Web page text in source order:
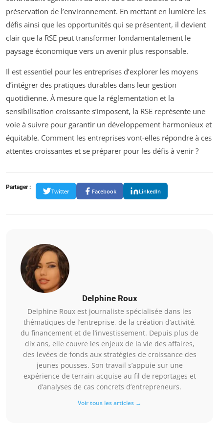
préservation de l’environnement. En mettant en lumière les
défis ainsi que les opportunités qui se présentent, il devient
clair que la RSE peut transformer fondamentalement le
paysage économique vers un avenir plus responsable.
Il est essentiel pour les entreprises d’explorer les moyens
d’intégrer des pratiques durables dans leur gestion
quotidienne. À mesure que la réglementation et la
sensibilisation croissante s’imposent, la RSE représente une
voie à suivre pour garantir un développement harmonieux et
équitable. Comment les entreprises vont-elles répondre à ces
attentes croissantes et se préparer pour les défis à venir ?
Partager :
Twitter Facebook LinkedIn
Delphine Roux
Delphine Roux est journaliste spécialisée dans les
thématiques de l’entreprise, de la création d’activité,
du financement et de l’investissement. Depuis plus de
dix ans, elle couvre les enjeux de la vie des affaires,
des levées de fonds aux stratégies de croissance des
jeunes pousses. Son travail s’appuie sur une
expérience de terrain acquise au fil de reportages et
d’analyses de cas concrets d’entrepreneurs.
Voir tous les articles →